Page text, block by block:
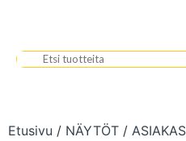
Etusivu / NÄYTÖT /